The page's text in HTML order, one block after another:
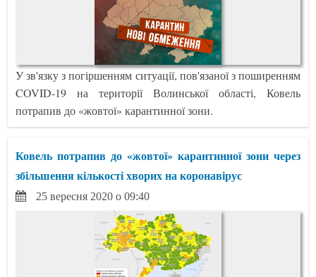
У зв'язку з погіршенням ситуації, пов'язаної з поширенням
COVID-19 на території Волинської області, Ковель
потрапив до «жовтої» карантинної зони.
Ковель потрапив до «жовтої» карантинної зони через
збільшення кількості хворих на коронавірус
25 вересня 2020 о 09:40